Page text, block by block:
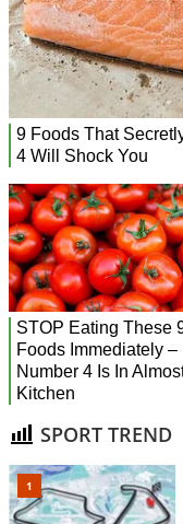
SPORT TREND